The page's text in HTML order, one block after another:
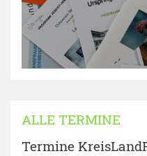
ALLE TERMINE
Termine